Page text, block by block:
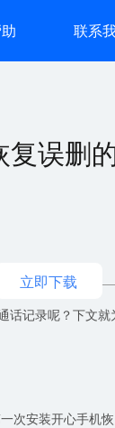
联系
误删
立即下载
话记录呢？下文就
次安装开心手机恢